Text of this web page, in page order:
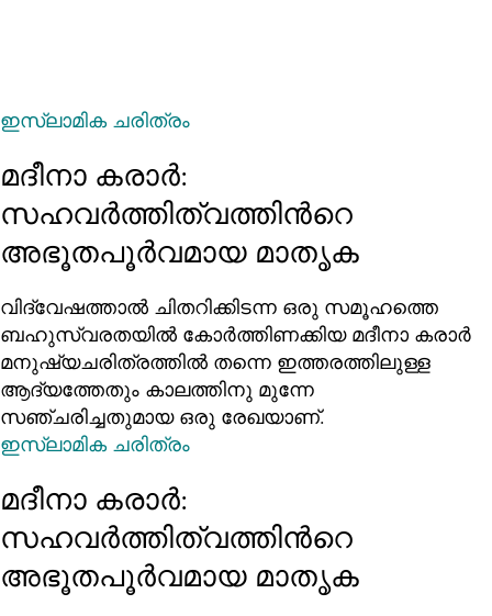
ഇസ്‌ലാമിക ചരിത്രം
മദീനാ കരാര്‍:
സഹവര്‍ത്തിത്വത്തിന്‍റെ
അഭൂതപൂര്‍വമായ മാതൃക
വിദ്വേഷത്താല്‍ ചിതറിക്കിടന്ന ഒരു സമൂഹത്തെ
ബഹുസ്വരതയില്‍ കോര്‍ത്തിണക്കിയ മദീനാ കരാർ
മനുഷ്യചരിത്രത്തില്‍ തന്നെ ഇത്തരത്തിലുള്ള
ആദ്യത്തേതും കാലത്തിനു മുന്നേ
സഞ്ചരിച്ചതുമായ ഒരു രേഖയാണ്.
ഇസ്‌ലാമിക ചരിത്രം
മദീനാ കരാര്‍:
സഹവര്‍ത്തിത്വത്തിന്‍റെ
അഭൂതപൂര്‍വമായ മാതൃക